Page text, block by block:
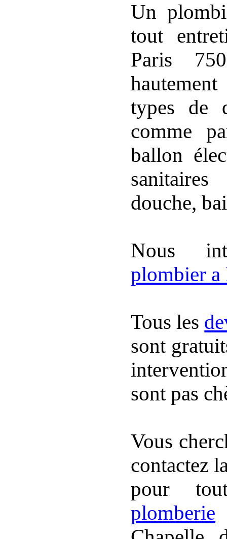
Un
tout
Paris
types de
comme
ballon
douche,
Nous
plombier a
Tous les
sont
sont pas
Vous
contactez
pour
plomberie